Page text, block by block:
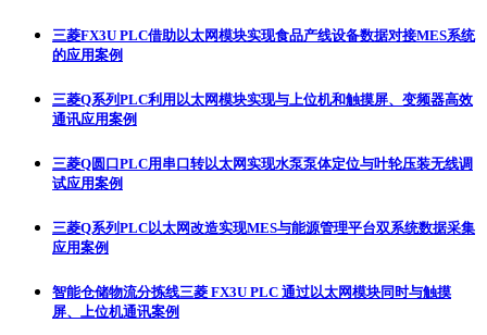
三菱FX3U PLC借助以太网模块实现食品产线设备数据对接MES系统
的应用案例
三菱Q系列PLC利用以太网模块实现与上位机和触摸屏、变频器高效
通讯应用案例
三菱Q圆口PLC用串口转以太网实现水泵泵体定位与叶轮压装无线调
试应用案例
三菱Q系列PLC以太网改造实现MES与能源管理平台双系统数据采集
应用案例
智能仓储物流分拣线三菱 FX3U PLC 通过以太网模块同时与触摸
屏、上位机通讯案例